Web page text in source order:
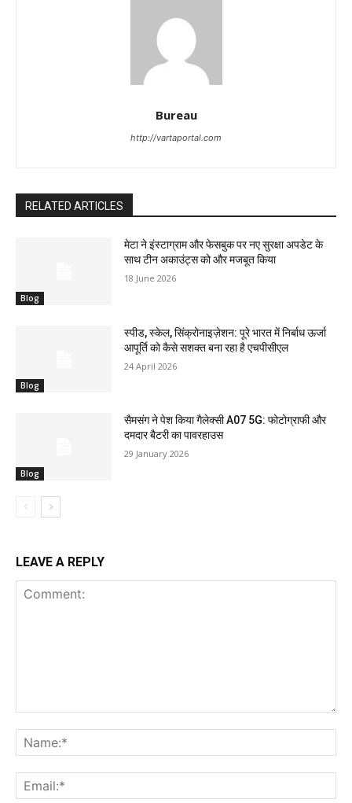
Bureau
http://vartaportal.com
RELATED ARTICLES
Blog
मेटा ने इंस्टाग्राम और फेसबुक पर नए सुरक्षा अपडेट के
साथ टीन अकाउंट्स को और मजबूत किया
18 June 2026
Blog
स्पीड, स्केल, सिंक्रोनाइज़ेशन: पूरे भारत में निर्बाध ऊर्जा
आपूर्ति को कैसे सशक्त बना रहा है एचपीसीएल
24 April 2026
Blog
सैमसंग ने पेश किया गैलेक्सी A07 5G: फोटोग्राफी और
दमदार बैटरी का पावरहाउस
29 January 2026
LEAVE A REPLY